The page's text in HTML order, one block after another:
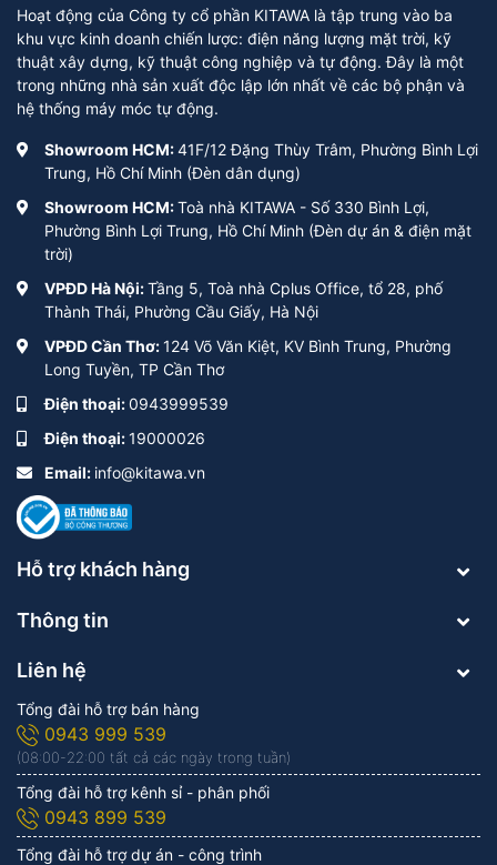
Hoạt động của Công ty cổ phần KITAWA là tập trung vào ba
khu vực kinh doanh chiến lược: điện năng lượng mặt trời, kỹ
thuật xây dựng, kỹ thuật công nghiệp và tự động. Đây là một
trong những nhà sản xuất độc lập lớn nhất về các bộ phận và
hệ thống máy móc tự động.
Showroom HCM:41F/12 Đặng Thùy Trâm, Phường Bình Lợi
Trung, Hồ Chí Minh (Đèn dân dụng)
Showroom HCM:Toà nhà KITAWA - Số 330 Bình Lợi,
Phường Bình Lợi Trung, Hồ Chí Minh (Đèn dự án & điện mặt
trời)
VPĐD Hà Nội:Tầng 5, Toà nhà Cplus Office, tổ 28, phố
Thành Thái, Phường Cầu Giấy, Hà Nội
VPĐD Cần Thơ:124 Võ Văn Kiệt, KV Bình Trung, Phường
Long Tuyền, TP Cần Thơ
Điện thoại:0943999539
Điện thoại:19000026
Email: info@kitawa.vn
Hỗ trợ khách hàng
Thông tin
Liên hệ
Tổng đài hỗ trợ bán hàng
0943 999 539
(08:00-22:00 tất cả các ngày trong tuần)
Tổng đài hỗ trợ kênh sỉ - phân phối
0943 899 539
Tổng đài hỗ trợ dự án - công trình